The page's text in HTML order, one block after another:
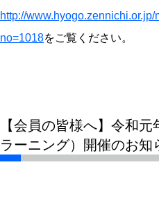
http://
no=1018をご覧ください。
【会員の皆様へ】令和
ラーニング）開催のお知